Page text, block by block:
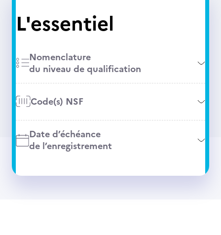
L'essentiel
Nomenclature
du niveau de qualification
Code(s) NSF
Date d’échéance
de l’enregistrement